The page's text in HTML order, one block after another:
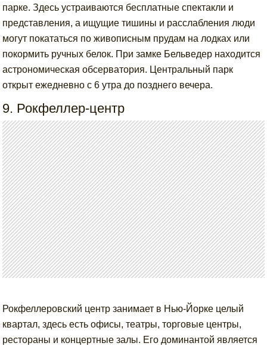
парке. Здесь устраиваются бесплатные спектакли и
представления, а ищущие тишины и расслабления люди
могут покататься по живописным прудам на лодках или
покормить ручных белок. При замке Бельведер находится
астрономическая обсерватория. Центральный парк
открыт ежедневно с 6 утра до позднего вечера.
9. Рокфеллер-центр
Рокфеллеровский центр занимает в Нью-Йорке целый
квартал, здесь есть офисы, театры, торговые центры,
рестораны и концертные залы. Его доминантой является